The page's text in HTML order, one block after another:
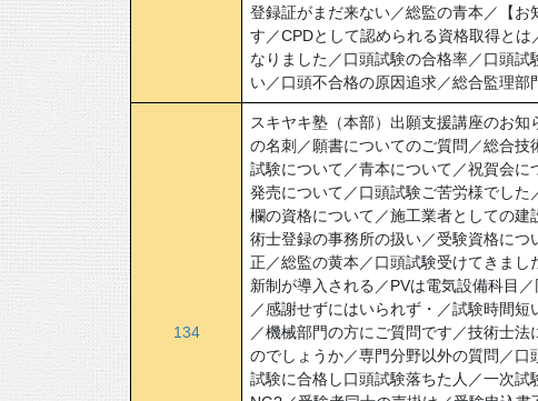
登録証がまだ来ない／総監の青本／【
す／CPDとして認められる資格取得と
なりました／口頭試験の合格率／口頭
い／口頭不合格の原因追求／総合監理
134
スキヤキ塾（本部）出願支援講座のお知
の名刺／願書についてのご質問／総合
試験について／青本について／祝賀会
発売について／口頭試験ご苦労様でし
欄の資格について／施工業者としての
術士登録の事務所の扱い／受験資格に
正／総監の黄本／口頭試験受けてきま
新制が導入される／PVは電気設備科目
／感謝せずにはいられず・／試験時間
／機械部門の方にご質問です／技術士
のでしょうか／専門分野以外の質問／
試験に合格し口頭試験落ちた人／一次